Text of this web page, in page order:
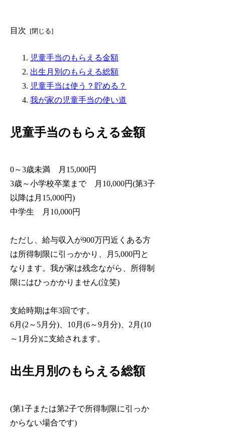
目次
児童手当のもらえる金額
出生月別のもらえる総額
児童手当は使う？貯める？
我が家の児童手当の使い道
児童手当のもらえる金額
0～3歳未満 月15,000円
3歳～小学校卒業まで 月10,000円(第3子
以降は月15,000円)
中学生 月10,000円
ただし、給与収入が900万円近くある方
は所得制限に引っかかり、月5,000円と
なります。我が家は残念ながら、所得制
限にはひっかかりません(泣笑)
支給時期は年3回です。
6月(2～5月分)、10月(6～9月分)、2月(10
～1月分)に支給されます。
出生月別のもらえる総額
(第1子または第2子で所得制限に引っか
からない場合です)